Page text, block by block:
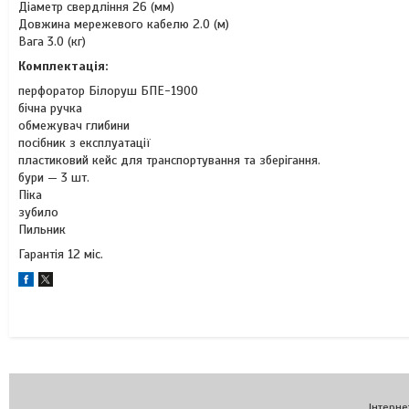
Діаметр свердління 26 (мм)
Довжина мережевого кабелю 2.0 (м)
Вага 3.0 (кг)
Комплектація:
перфоратор Білоруш БПЕ-1900
бічна ручка
обмежувач глибини
посібник з експлуатації
пластиковий кейс для транспортування та зберігання.
бури — 3 шт.
Піка
зубило
Пильник
Гарантія 12 міс.